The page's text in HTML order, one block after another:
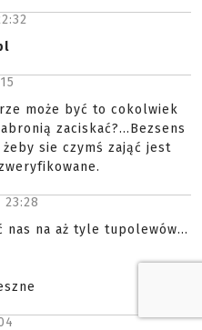
może być to cokolwiek
zaciskać?...Bezsens
sie czymś zająć jest
23:28
nas na aż tyle tupolewów...